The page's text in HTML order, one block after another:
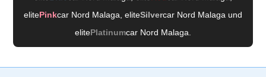
elitePinkcar Nord Malaga , eliteSilvercar Nord Malaga und
elitePlatinumcar Nord Malaga